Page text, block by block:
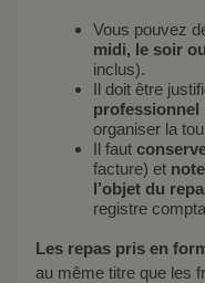
Vous pouvez
midi, le soir
inclus).
Il doit être
professionnel
organiser la
Il faut
facture) et
l’objet du
registre
Les repas pris en
au même titre que les